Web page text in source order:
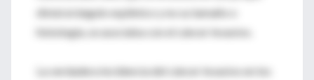
distal al ángulo esplénico y no su tamaño o
histología, se asociaba con el cáncer invasivo.
La verdadera incidencia del cáncer invasivo en los